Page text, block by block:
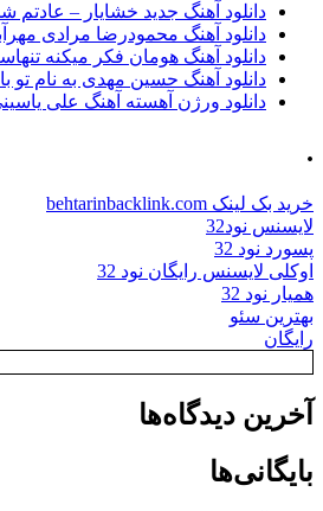
دانلود آهنگ جدید خشایار – عادتم
دانلود آهنگ محمودرضا مرادی
دانلود آهنگ هومان فکر میکنه
دانلود آهنگ حسین مهدی به نام تو
دانلود ورژن آهسته آهنگ علی
.
خرید بک لینک behtarinbacklink.com
لایسنس نود32
پسورد نود 32
اوکلی لایسنس رایگان نود 32
همیار نود 32
بهترین سئو
رایگان
آخرین دیدگاه‌ها
بایگانی‌ها